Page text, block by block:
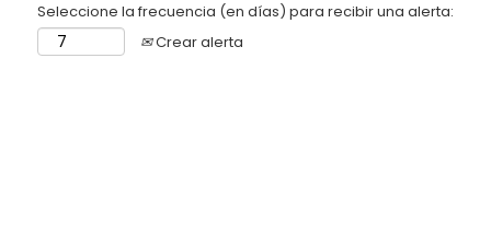
Seleccione la frecuencia (en días) para recibir una alerta:
Crear alerta